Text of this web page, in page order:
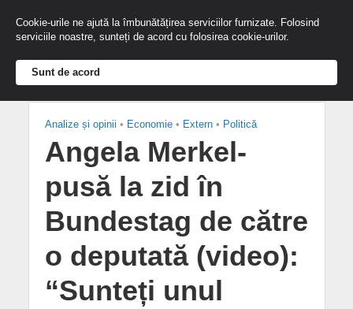
Analize și opinii • Economie • Extern • Politică
Angela Merkel-
pusă la zid în
Bundestag de către
o deputată (video):
“Sunteți unul
Cookie-urile ne ajută la îmbunătățirea serviciilor furnizate. Folosind
serviciile noastre, sunteți de acord cu folosirea cookie-urilor.
Sunt de acord